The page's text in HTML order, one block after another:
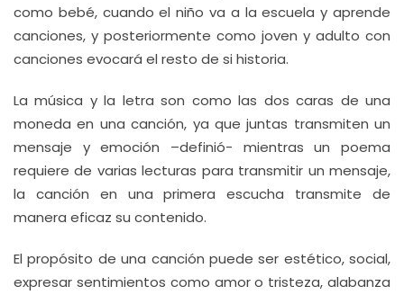
como bebé, cuando el niño va a la escuela y aprende
canciones, y posteriormente como joven y adulto con
canciones evocará el resto de si historia.
La música y la letra son como las dos caras de una
moneda en una canción, ya que juntas transmiten un
mensaje y emoción –definió- mientras un poema
requiere de varias lecturas para transmitir un mensaje,
la canción en una primera escucha transmite de
manera eficaz su contenido.
El propósito de una canción puede ser estético, social,
expresar sentimientos como amor o tristeza, alabanza